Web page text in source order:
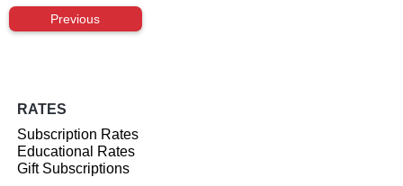
Previous
RATES
Subscription Rates
Educational Rates
Gift Subscriptions